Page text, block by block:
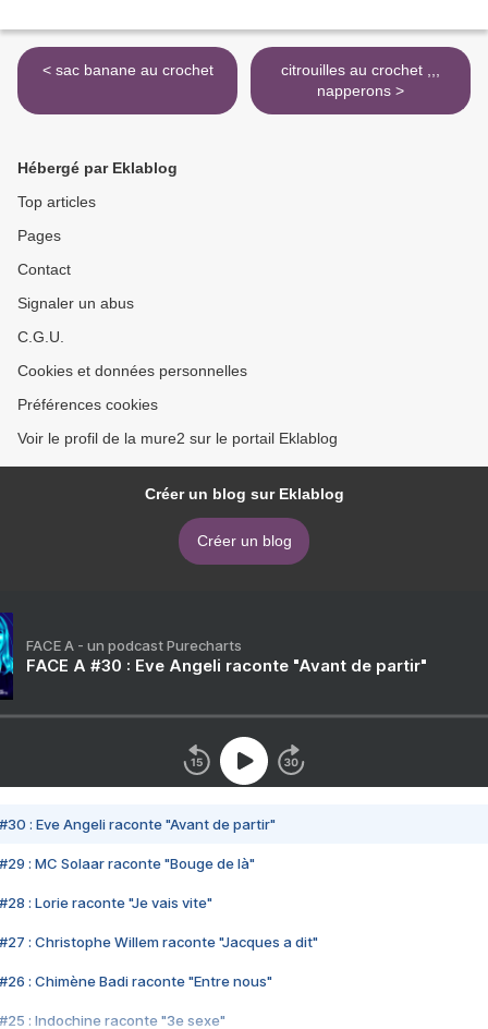
< sac banane au crochet
citrouilles au crochet ,,,
napperons >
Hébergé par Eklablog
Top articles
Pages
Contact
Signaler un abus
C.G.U.
Cookies et données personnelles
Préférences cookies
Voir le profil de la mure2 sur le portail Eklablog
Créer un blog sur Eklablog
Créer un blog
FACE A - un podcast Purecharts
FACE A #30 : Eve Angeli raconte "Avant de partir"
#30 : Eve Angeli raconte "Avant de partir"
#29 : MC Solaar raconte "Bouge de là"
#28 : Lorie raconte "Je vais vite"
#27 : Christophe Willem raconte "Jacques a dit"
#26 : Chimène Badi raconte "Entre nous"
#25 : Indochine raconte "3e sexe"